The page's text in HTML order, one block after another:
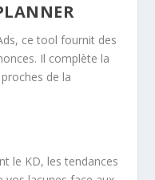
ce tool fournit des
Il complète la
de la
le KD, les tendances